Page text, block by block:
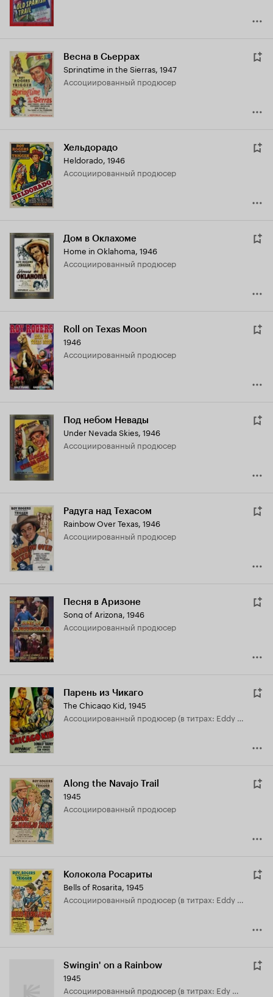
Весна в Сьеррах
Springtime in the Sierras, 1947
ассоциированный продюсер
Хельдорадо
Heldorado, 1946
ассоциированный продюсер
Дом в Оклахоме
Home in Oklahoma, 1946
ассоциированный продюсер
Roll on Texas Moon
1946
ассоциированный продюсер
Под небом Невады
Under Nevada Skies, 1946
ассоциированный продюсер
Радуга над Техасом
Rainbow Over Texas, 1946
ассоциированный продюсер
Песня в Аризоне
Song of Arizona, 1946
ассоциированный продюсер
Парень из Чикаго
The Chicago Kid, 1945
ассоциированный продюсер (в титрах: Eddy White)
Along the Navajo Trail
1945
ассоциированный продюсер
Колокола Росариты
Bells of Rosarita, 1945
ассоциированный продюсер (в титрах: Eddy White)
Swingin' on a Rainbow
1945
ассоциированный продюсер (в титрах: Edy White)